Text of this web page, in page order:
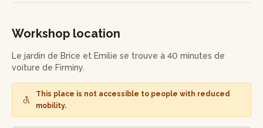
plantes médicinales ayant chacune trois propriétés
musculaire.
Vous apprendrez à les planter et repartirez avec votre
baume et une plante de la pépinière !
Workshop location
Le jardin de Brice et Emilie se trouve à 40 minutes de
voiture de Firminy.
This place is not accessible to people with reduced
mobility.